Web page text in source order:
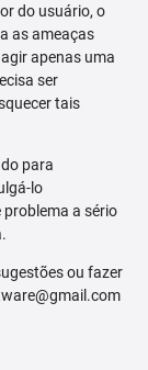
do usuário, o
as ameaças
apenas uma
ser
tais
para
lo
problema a sério
ou fazer